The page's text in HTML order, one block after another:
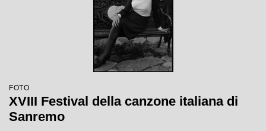
FOTO
XVIII Festival della canzone italiana di
Sanremo